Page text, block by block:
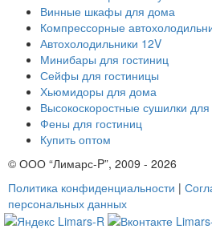
Винные шкафы для дома
Компрессорные
Автохолодильники 12V
Минибары для гостиниц
Сейфы для гостиницы
Хьюмидоры для дома
Высокоскоростные сушилки для
Фены для гостиниц
Купить оптом
© ООО “Лимарс-P”, 2009 - 2026
Политика конфиденциальности |
персональных данных